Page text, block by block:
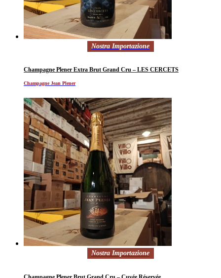
Nostra Importazione
Champagne Plener Extra Brut Grand Cru – LES CERCETS
Champagne Jean Plener
Nostra Importazione